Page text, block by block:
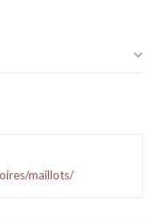
maillots/